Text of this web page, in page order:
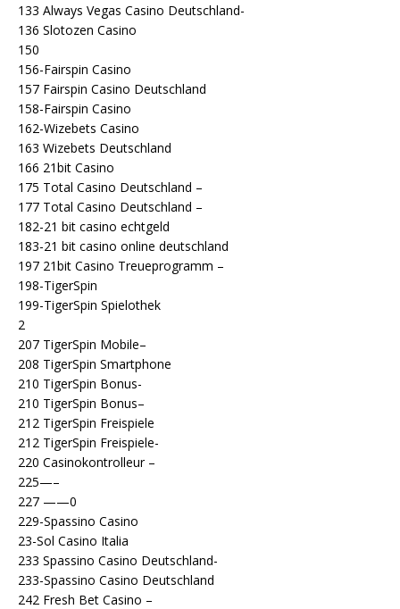
133 Always Vegas Casino Deutschland-
136 Slotozen Casino
150
156-Fairspin Casino
157 Fairspin Casino Deutschland
158-Fairspin Casino
162-Wizebets Casino
163 Wizebets Deutschland
166 21bit Casino
175 Total Casino Deutschland –
177 Total Casino Deutschland –
182-21 bit casino echtgeld
183-21 bit casino online deutschland
197 21bit Casino Treueprogramm –
198-TigerSpin
199-TigerSpin Spielothek
2
207 TigerSpin Mobile–
208 TigerSpin Smartphone
210 TigerSpin Bonus-
210 TigerSpin Bonus–
212 TigerSpin Freispiele
212 TigerSpin Freispiele-
220 Casinokontrolleur –
225—–
227 ——0
229-Spassino Casino
23-Sol Casino Italia
233 Spassino Casino Deutschland-
233-Spassino Casino Deutschland
242 Fresh Bet Casino –